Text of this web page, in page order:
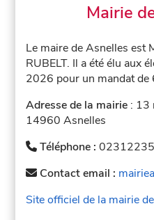
Mairie
Le maire de Asnelles est
RUBELT. Il a été élu aux
2026 pour un mandat de
Adresse de la mairie : 13
14960 Asnelles
Téléphone :
Contact email :
Site officiel de la mairie